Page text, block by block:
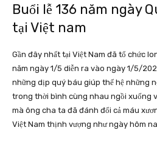
Buổi lễ 136 năm ngày
tại Việt nam
Gần đây nhất tại Việt Nam đã tổ chức
năm ngày 1/5 diễn ra vào ngày 1/5/
những dịp quý báu giúp thế hệ những
trong thời bình cùng nhau ngồi xuống
mà ông cha ta đã đánh đổi cả máu
Việt Nam thịnh vượng như ngày hôm